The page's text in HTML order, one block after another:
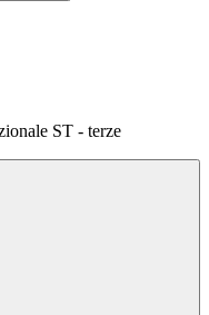
ST - terze